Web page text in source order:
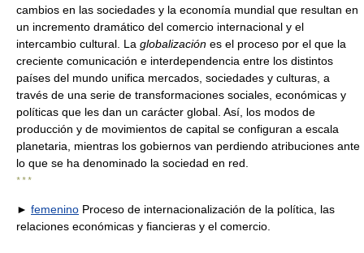
cambios en las sociedades y la economía mundial que resultan en
un incremento dramático del comercio internacional y el
intercambio cultural. La globalización es el proceso por el que la
creciente comunicación e interdependencia entre los distintos
países del mundo unifica mercados, sociedades y culturas, a
través de una serie de transformaciones sociales, económicas y
políticas que les dan un carácter global. Así, los modos de
producción y de movimientos de capital se configuran a escala
planetaria, mientras los gobiernos van perdiendo atribuciones ante
lo que se ha denominado la sociedad en red.
* * *
► femenino Proceso de internacionalización de la política, las
relaciones económicas y fiancieras y el comercio.